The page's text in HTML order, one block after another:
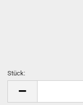
Stück: